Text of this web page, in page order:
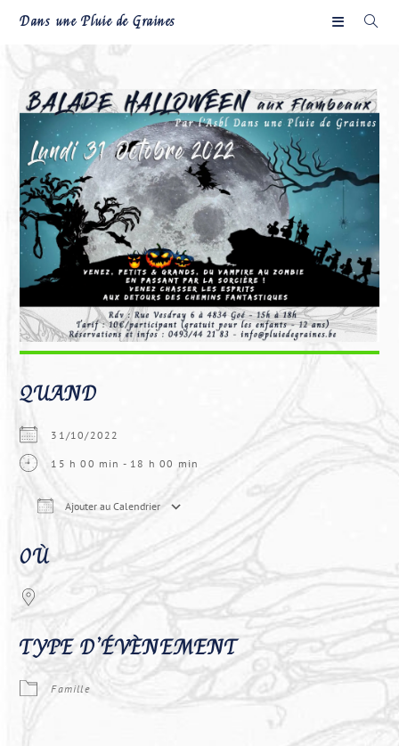
Skip
Dans une Pluie de Graines
QUAND
31/10/2022
15 h 00 min - 18 h 00 min
Ajouter au Calendrier
Calendrier Google
OÙ
TYPE D’ÉVÈNEMENT
Famille